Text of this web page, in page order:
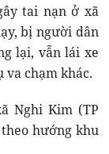
tai nạn ở xã
bị người dân
lại, vẫn lái xe
va chạm khác.
Nghi Kim (TP
hướng khu